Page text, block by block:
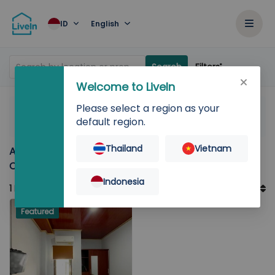
ID English
Search by location or property Search Filters
Rent Banten
Kota Tangerang
Live In Budi Luhur Ciledug
Accommodation for rent in Livein At Budi Luhur
Ciledug
1 Records Sort By
Featured
Welcome to LiveIn
Please select a region as your
default region.
Thailand Vietnam
Indonesia